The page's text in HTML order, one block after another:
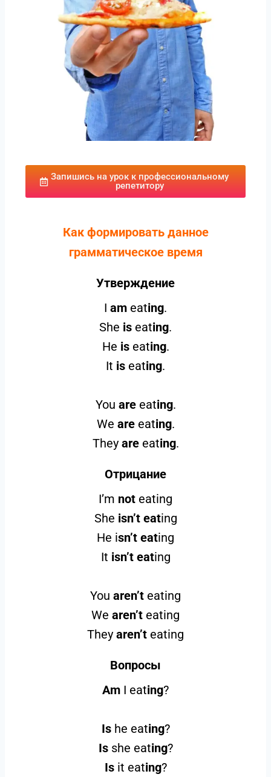
Запишись на урок к профессиональному
репетитору
Как формировать данное
грамматическое время
Утверждение
I am eating.
She is eating.
He iseating.
It is eating.
You areeating.
We areeating.
They areeating.
Отрицание
I’m not eating
She isn’t eating
He isn’t eating
It isn’t eating
You aren’t eating
We aren’t eating
They aren’t eating
Вопросы
Am I eating?
Ishe eating?
Isshe eating?
Isit eating?